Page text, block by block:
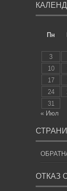
Пн
3
10
17
24
31
« Июл
ОТКАЗ